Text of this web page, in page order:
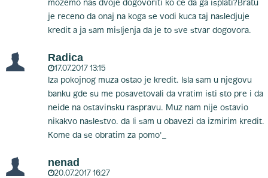
mozemo nas dvoje dogovoriti ko ce da ga isplati?Bratu
je receno da onaj na koga se vodi kuca taj nasledjuje
kredit a ja sam misljenja da je to sve stvar dogovora.
Radica
17.07.2017 13:15
Iza pokojnog muza ostao je kredit. Isla sam u njegovu
banku gde su me posavetovali da vratim isti sto pre i da
neide na ostavinsku raspravu. Muz nam nije ostavio
nikakvo naslestvo. da li sam u obavezi da izmirim kredit.
Kome da se obratim za pomo'_
nenad
20.07.2017 16:27